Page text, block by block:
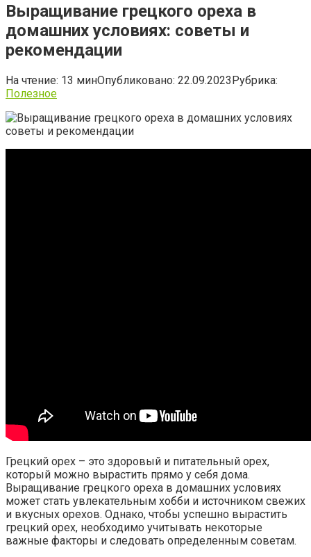
Выращивание грецкого ореха в
домашних условиях: советы и
рекомендации
На чтение: 13 минОпубликовано: 22.09.2023Рубрика:
Полезное
Грецкий орех – это здоровый и питательный орех,
который можно вырастить прямо у себя дома.
Выращивание грецкого ореха в домашних условиях
может стать увлекательным хобби и источником свежих
и вкусных орехов. Однако, чтобы успешно вырастить
грецкий орех, необходимо учитывать некоторые
важные факторы и следовать определенным советам.